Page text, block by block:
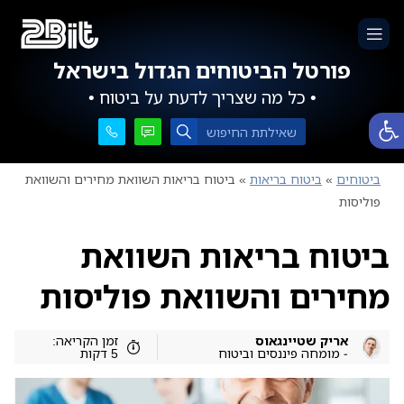
פתח סרגל נגישות
פורטל הביטוחים הגדול בישראל
• כל מה שצריך לדעת על ביטוח •
ביטוחים » ביטוח בריאות » ביטוח בריאות השוואת מחירים והשוואת
פוליסות
ביטוח בריאות השוואת
מחירים והשוואת פוליסות
אריק שטיינגאוס
- מומחה פיננסים וביטוח
זמן הקריאה:
5 דקות